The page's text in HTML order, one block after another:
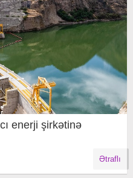
enerji şirkətinə
Ətraflı